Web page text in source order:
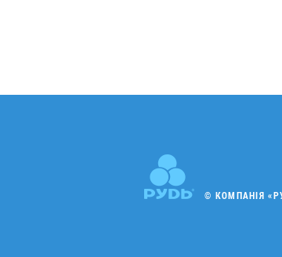
© КОМПАНІЯ